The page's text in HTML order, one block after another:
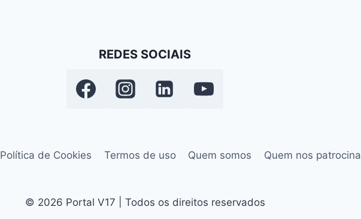
REDES SOCIAIS
Política de Cookies Termos de uso Quem somos Quem nos patrocina
© 2026 Portal V17 | Todos os direitos reservados